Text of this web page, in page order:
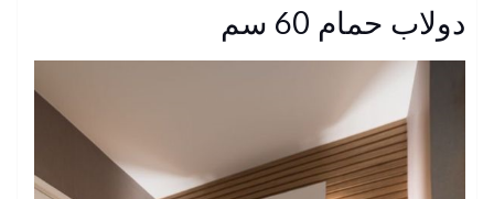
دولاب حمام 60 سم